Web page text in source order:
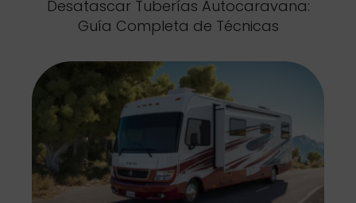
Desatascar Tuberías Autocaravana:
Guía Completa de Técnicas